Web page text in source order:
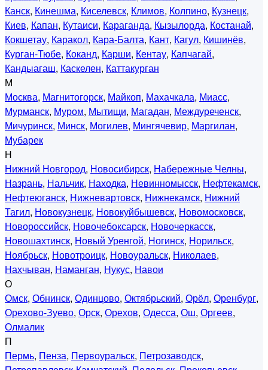
Канск, Кинешма, Киселевск, Климов, Колпино, Кузнецк,
Киев, Капан, Кутаиси, Караганда, Кызылорда, Костанай,
Кокшетау, Каракол, Кара-Балта, Кант, Кагул, Кишинёв,
Курган-Тюбе, Коканд, Карши, Кентау, Капчагай,
Кандыагаш, Каскелен, Каттакурган
М
Москва, Магнитогорск, Майкоп, Махачкала, Миасс,
Мурманск, Муром, Мытищи, Магадан, Междуреченск,
Мичуринск, Минск, Могилев, Мингячевир, Маргилан,
Мубарек
Н
Нижний Новгород, Новосибирск, Набережные Челны,
Назрань, Нальчик, Находка, Невинномысск, Нефтекамск,
Нефтеюганск, Нижневартовск, Нижнекамск, Нижний
Тагил, Новокузнецк, Новокуйбышевск, Новомосковск,
Новороссийск, Новочебоксарск, Новочеркасск,
Новошахтинск, Новый Уренгой, Ногинск, Норильск,
Ноябрьск, Новотроицк, Новоуральск, Николаев,
Нахчыван, Наманган, Нукус, Навои
О
Омск, Обнинск, Одинцово, Октябрьский, Орёл, Оренбург,
Орехово-Зуево, Орск, Орехов, Одесса, Ош, Оргеев,
Олмалик
П
Пермь, Пенза, Первоуральск, Петрозаводск,